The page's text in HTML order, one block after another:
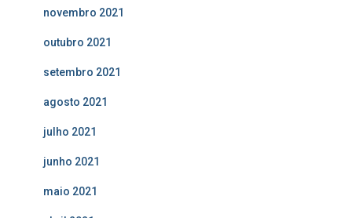
novembro 2021
outubro 2021
setembro 2021
agosto 2021
julho 2021
junho 2021
maio 2021